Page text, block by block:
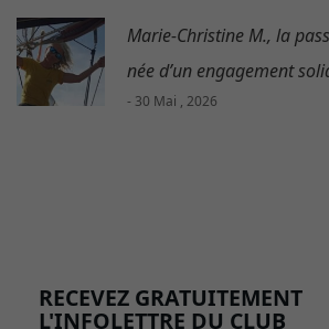
Marie-Christine M., la
née d’un engagement
- 30 Mai , 2026
RECEVEZ GRATUITEMENT
L'INFOLETTRE DU CLUB